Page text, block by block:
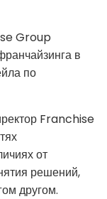
Group
в
по
Franchise
от
решений,
другом.